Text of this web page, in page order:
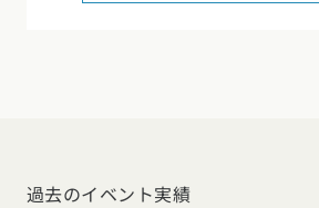
過去のイベント実績